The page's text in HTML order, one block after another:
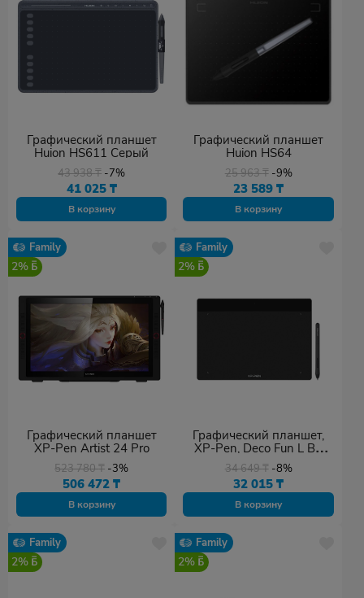
Графический планшет
Huion HS611 Серый
43 938₸ -7%
41 025 ₸
В корзину
Графический планшет
Huion HS64
25 963₸ -9%
23 589₸
В корзину
Family
2%
Графический планшет
XP-Pen Artist 24 Pro
523 780₸ -3%
506 472₸
В корзину
Family
2%
Графический планшет,
XP-Pen, Deco Fun L BK
Чёрный
34 649₸ -8%
32 015₸
В корзину
Family
2%
Family
2%